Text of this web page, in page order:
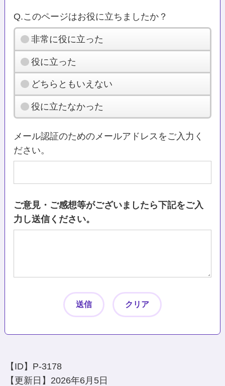
Q.このページはお役に立ちましたか？
非常に役に立った
役に立った
どちらともいえない
役に立たなかった
メール認証のためのメールアドレスをご入力く
ださい。
ご意見・ご感想等がございましたら下記をご入
力し送信ください。
【ID】 P-3178
【更新日】 2026年6月5日